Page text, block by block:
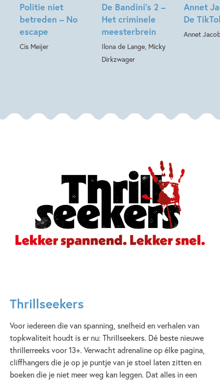
Politie niet
betreden – No
escape
Cis Meijer
De Bandini’s 2 –
Het criminele
meesterbrein
Ilona de Lange, Micky
Dirkzwager
Annet
De
Annet
Thrillseekers
Voor iedereen die van spanning, snelheid en verhalen van
topkwaliteit houdt is er nu: Thrillseekers. Dé beste nieuwe
thrillerreeks voor 13+. Verwacht adrenaline op élke pagina,
cliffhangers die je op je puntje van je stoel laten zitten en
boeken die je niet meer weg kan leggen. Dat alles in een